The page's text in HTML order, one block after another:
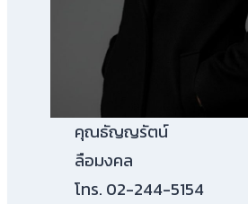
คุณธัญญรัตน์
ลือมงคล
โทร. 02-244-5154